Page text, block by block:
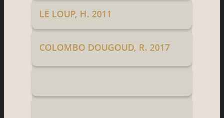
LE LOUP, H. 2011
COLOMBO DOUGOUD, R. 2017